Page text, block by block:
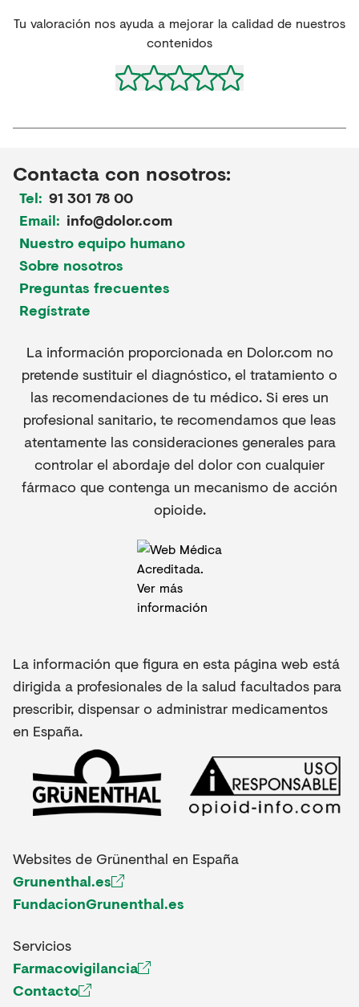
Tu valoración nos ayuda a mejorar la calidad de nuestros
contenidos
Contacta con nosotros:
Tel: 91 301 78 00
Email: info@dolor.com
Nuestro equipo humano
Sobre nosotros
Preguntas frecuentes
Regístrate
La información proporcionada en Dolor.com no
pretende sustituir el diagnóstico, el tratamiento o
las recomendaciones de tu médico. Si eres un
profesional sanitario, te recomendamos que leas
atentamente las consideraciones generales para
controlar el abordaje del dolor con cualquier
fármaco que contenga un mecanismo de acción
opioide.
La información que figura en esta página web está
dirigida a profesionales de la salud facultados para
prescribir, dispensar o administrar medicamentos
en España.
Websites de Grünenthal en España
Grunenthal.es
FundacionGrunenthal.es
Servicios
Farmacovigilancia
Contacto